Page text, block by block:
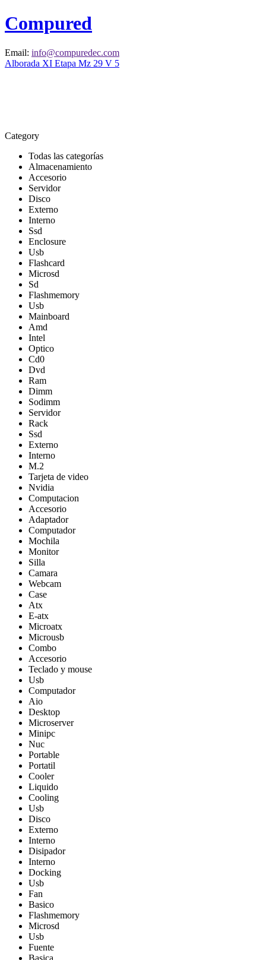
Compured
Email: info@compuredec.com
Alborada XI Etapa Mz 29 V 5
Category
Todas las categorías
Almacenamiento
Accesorio
Servidor
Disco
Externo
Interno
Ssd
Enclosure
Usb
Flashcard
Microsd
Sd
Flashmemory
Usb
Mainboard
Amd
Intel
Optico
Cd0
Dvd
Ram
Dimm
Sodimm
Servidor
Rack
Ssd
Externo
Interno
M.2
Tarjeta de video
Nvidia
Computacion
Accesorio
Adaptador
Computador
Mochila
Monitor
Silla
Camara
Webcam
Case
Atx
E-atx
Microatx
Microusb
Combo
Accesorio
Teclado y mouse
Usb
Computador
Aio
Desktop
Microserver
Minipc
Nuc
Portable
Portatil
Cooler
Liquido
Cooling
Usb
Disco
Externo
Interno
Disipador
Interno
Docking
Usb
Fan
Basico
Flashmemory
Microsd
Usb
Fuente
Basica